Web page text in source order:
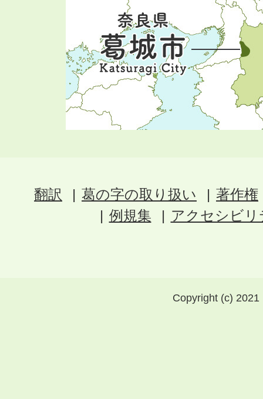
翻訳 葛の字の取り扱い
著作権
例規集
アクセシビ
Copyright (c)